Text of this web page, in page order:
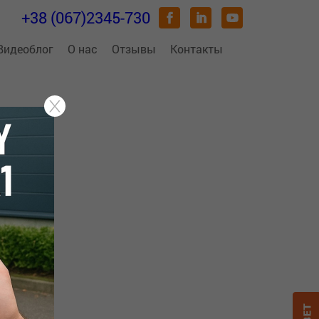
+38 (067)2345-730
О нас Отзывы Контакты